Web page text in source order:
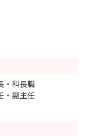
・科長職
・副主任